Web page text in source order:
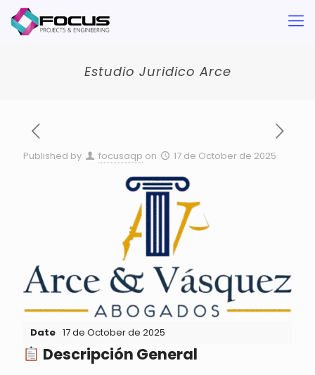
Estudio Juridico Arce
Published by focusaqp on 17 de October de 2025
Date 17 de October de 2025
Descripción General